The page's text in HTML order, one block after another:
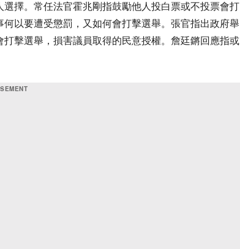
擇。常任法官霍兆剛指鼓勵他人投白票或不投票會打
以要遭受懲罰，又如何會打擊選舉。張官指出政府舉
擊選舉，損害議員取得的民意授權。詹廷鏘回應指或